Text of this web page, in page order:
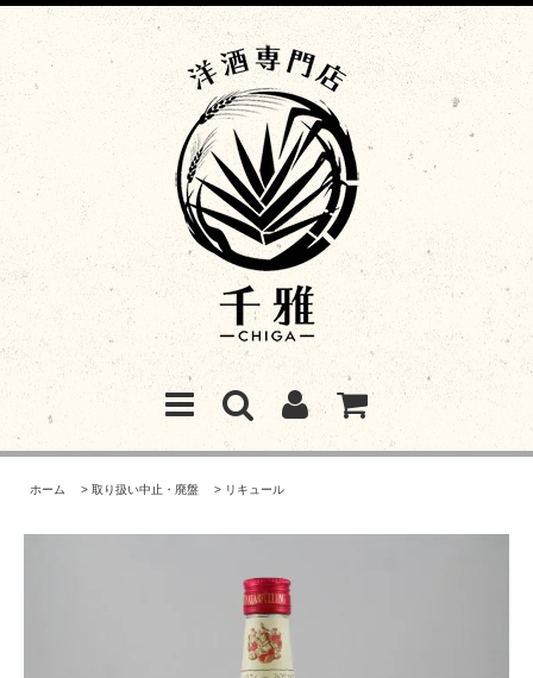
ホーム > 取り扱い中止・廃盤 > リキュール